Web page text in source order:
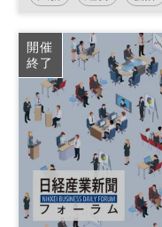
倒産 信用リスク
海外与信管理 財務
日経産業新聞フォー
開催
終了